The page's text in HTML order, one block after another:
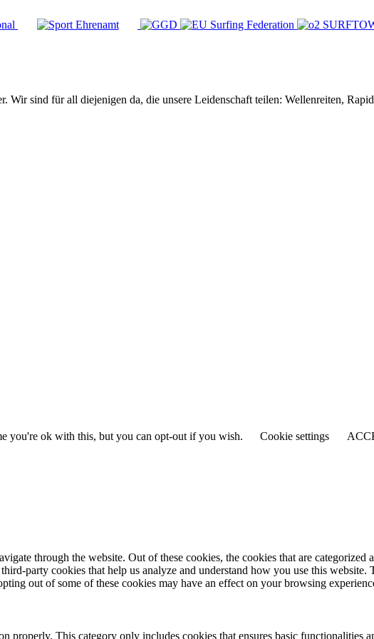
Wir sind für all diejenigen da, die unsere Leidenschaft teilen: Wellenreiten,
you're ok with this, but you can opt-out if you wish.
Cookie settings
through the website. Out of these cookies, the cookies that are categorized
party cookies that help us analyze and understand how you use this
out of some of these cookies may have an effect on your browsing
properly. This category only includes cookies that ensures basic functionalities